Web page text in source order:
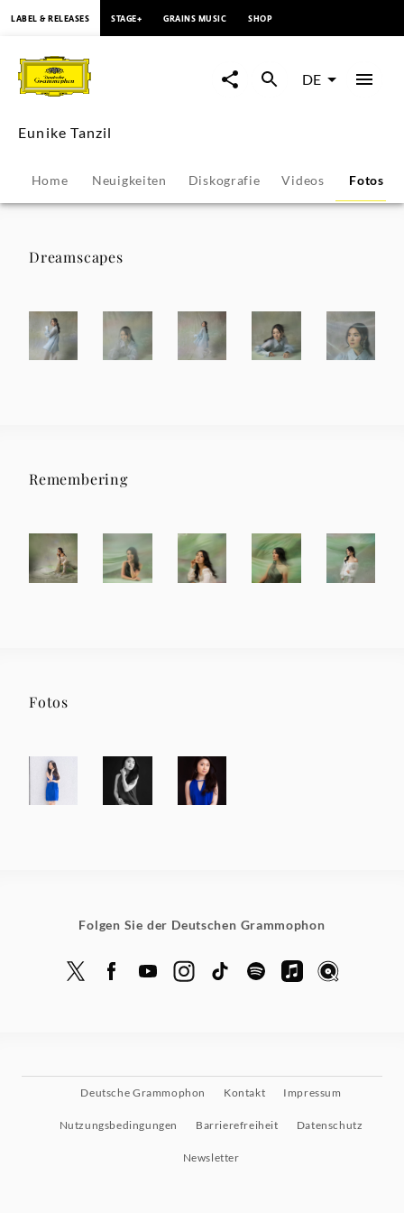
Tanzil
Fotos
|
Deutsche
LABEL & RELEASES STAGE+ GRAINS MUSIC SHOP
DE
Eunike Tanzil
Home Neuigkeiten Diskografie Videos Fotos
Dreamscapes
Remembering
Fotos
Folgen Sie der Deutschen Grammophon
Deutsche Grammophon Kontakt Impressum
Nutzungsbedingungen Barrierefreiheit Datenschutz
Newsletter